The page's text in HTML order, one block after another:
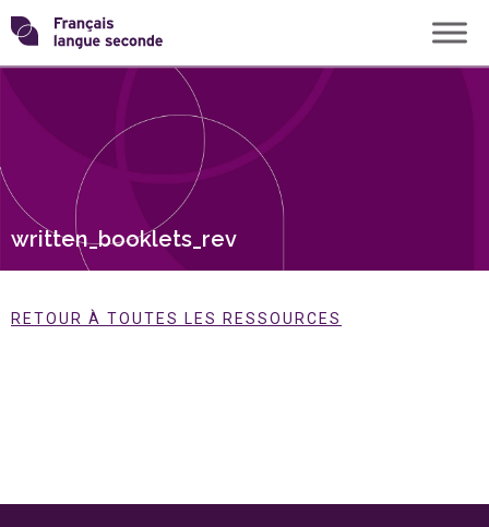
Skip
to
content
Transformons
langue
written_booklets_rev
RETOUR À TOUTES LES RESSOURCES